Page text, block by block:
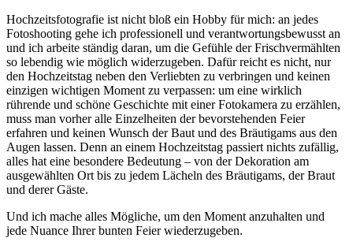
Hochzeitsfotografie ist nicht bloß ein Hobby für mich: an jedes
Fotoshooting gehe ich professionell und verantwortungsbewusst an
und ich arbeite ständig daran, um die Gefühle der Frischvermählten
so lebendig wie möglich widerzugeben. Dafür reicht es nicht, nur
den Hochzeitstag neben den Verliebten zu verbringen und keinen
einzigen wichtigen Moment zu verpassen: um eine wirklich
rührende und schöne Geschichte mit einer Fotokamera zu erzählen,
muss man vorher alle Einzelheiten der bevorstehenden Feier
erfahren und keinen Wunsch der Baut und des Bräutigams aus den
Augen lassen. Denn an einem Hochzeitstag passiert nichts zufällig,
alles hat eine besondere Bedeutung – von der Dekoration am
ausgewählten Ort bis zu jedem Lächeln des Bräutigams, der Braut
und derer Gäste.
Und ich mache alles Mögliche, um den Moment anzuhalten und
jede Nuance Ihrer bunten Feier wiederzugeben.